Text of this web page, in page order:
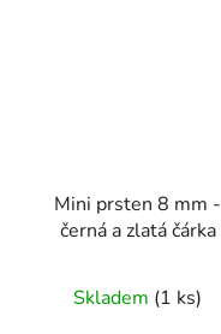
Mini prsten 8 mm -
černá a zlatá čárka
Skladem (1 ks)